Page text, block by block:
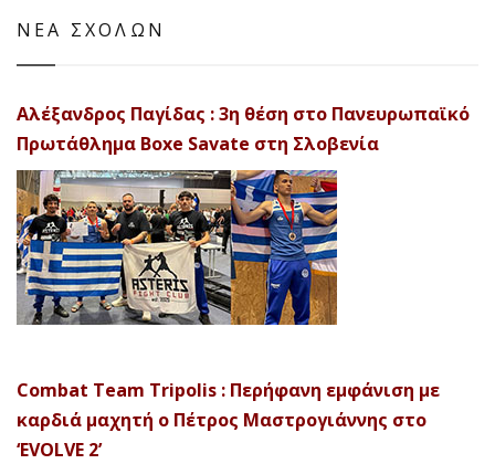
ΝΕΑ ΣΧΟΛΩΝ
Αλέξανδρος Παγίδας : 3η θέση στο Πανευρωπαϊκό
Πρωτάθλημα Boxe Savate στη Σλοβενία
Combat Team Tripolis : Περήφανη εμφάνιση με
καρδιά μαχητή ο Πέτρος Μαστρογιάννης στο
‘EVOLVE 2’